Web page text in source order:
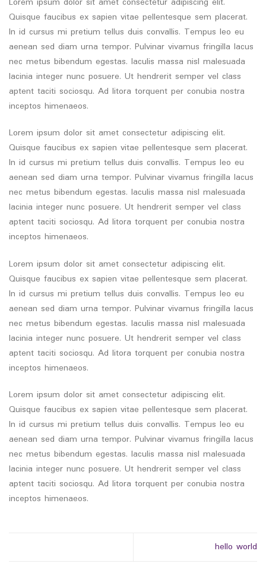
Quisque faucibus ex sapien vitae pellentesque sem placerat.
In id cursus mi pretium tellus duis convallis. Tempus leo eu
aenean sed diam urna tempor. Pulvinar vivamus fringilla lacus
nec metus bibendum egestas. Iaculis massa nisl malesuada
lacinia integer nunc posuere. Ut hendrerit semper vel class
aptent taciti sociosqu. Ad litora torquent per conubia nostra
inceptos himenaeos.
Lorem ipsum dolor sit amet consectetur adipiscing elit.
Quisque faucibus ex sapien vitae pellentesque sem placerat.
In id cursus mi pretium tellus duis convallis. Tempus leo eu
aenean sed diam urna tempor. Pulvinar vivamus fringilla lacus
nec metus bibendum egestas. Iaculis massa nisl malesuada
lacinia integer nunc posuere. Ut hendrerit semper vel class
aptent taciti sociosqu. Ad litora torquent per conubia nostra
inceptos himenaeos.
Lorem ipsum dolor sit amet consectetur adipiscing elit.
Quisque faucibus ex sapien vitae pellentesque sem placerat.
In id cursus mi pretium tellus duis convallis. Tempus leo eu
aenean sed diam urna tempor. Pulvinar vivamus fringilla lacus
nec metus bibendum egestas. Iaculis massa nisl malesuada
lacinia integer nunc posuere. Ut hendrerit semper vel class
aptent taciti sociosqu. Ad litora torquent per conubia nostra
inceptos himenaeos.
Lorem ipsum dolor sit amet consectetur adipiscing elit.
Quisque faucibus ex sapien vitae pellentesque sem placerat.
In id cursus mi pretium tellus duis convallis. Tempus leo eu
aenean sed diam urna tempor. Pulvinar vivamus fringilla lacus
nec metus bibendum egestas. Iaculis massa nisl malesuada
lacinia integer nunc posuere. Ut hendrerit semper vel class
aptent taciti sociosqu. Ad litora torquent per conubia nostra
inceptos himenaeos.
hello world